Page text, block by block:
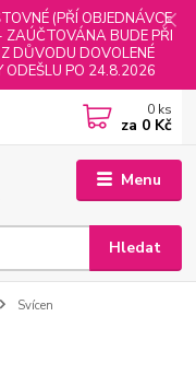
(PŘÍ OBJEDNÁVCE
BUDE PŘI
DŮVODU DOVOLENÉ
ODEŠLU PO 24.8.2026
Menu
Hledat
0 ks
za 0 Kč
Svícen